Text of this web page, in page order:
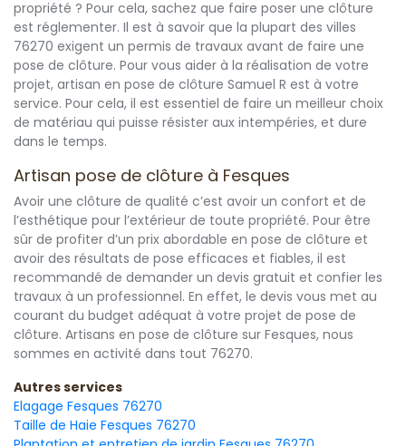
propriété ? Pour cela, sachez que faire poser une clôture
est réglementer. Il est à savoir que la plupart des villes
76270 exigent un permis de travaux avant de faire une
pose de clôture. Pour vous aider à la réalisation de votre
projet, artisan en pose de clôture Samuel R est à votre
service. Pour cela, il est essentiel de faire un meilleur choix
de matériau qui puisse résister aux intempéries, et dure
dans le temps.
Artisan pose de clôture à Fesques
Avoir une clôture de qualité c’est avoir un confort et de
l’esthétique pour l’extérieur de toute propriété. Pour être
sûr de profiter d’un prix abordable en pose de clôture et
avoir des résultats de pose efficaces et fiables, il est
recommandé de demander un devis gratuit et confier les
travaux à un professionnel. En effet, le devis vous met au
courant du budget adéquat à votre projet de pose de
clôture. Artisans en pose de clôture sur Fesques, nous
sommes en activité dans tout 76270.
Autres services
Elagage Fesques 76270
Taille de Haie Fesques 76270